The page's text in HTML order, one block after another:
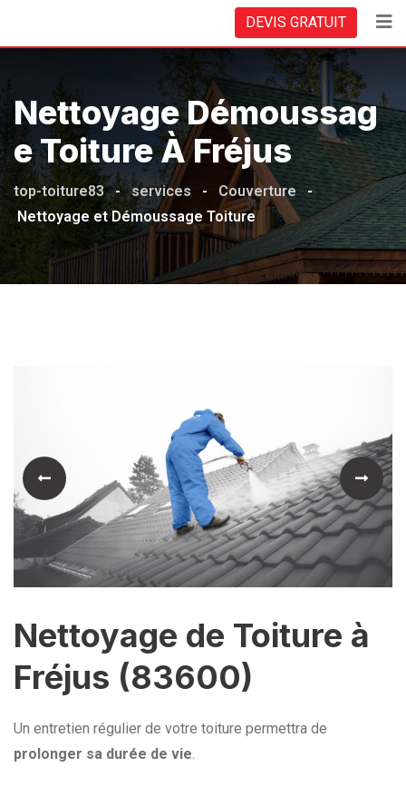
DEVIS GRATUIT
Nettoyage Démoussag
E Toiture À Fréjus
top-toiture83 - services - Couverture -
Nettoyage et Démoussage Toiture
Nettoyage de Toiture à
Fréjus (83600)
Un entretien régulier de votre toiture permettra de
prolonger sa durée de vie.